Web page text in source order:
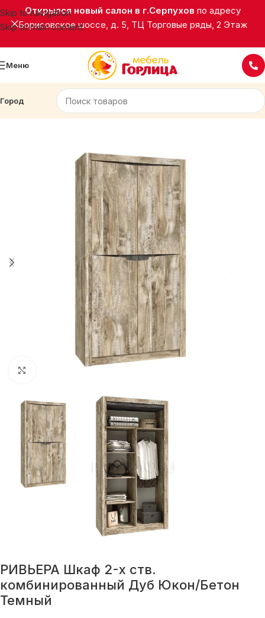
Skip to navigation
Skip to main content
Открылся новый салон в г.Серпухов по адресу
Борисовское шоссе, д. 5, ТЦ Торговые ряды, 2 Этаж
Меню
Город
Корпусная мебель Шкафы распашные
Нажмите, чтобы увеличить
РИВЬЕРА Шкаф 2-х ств.
комбинированный Дуб Юкон/Бетон
Темный